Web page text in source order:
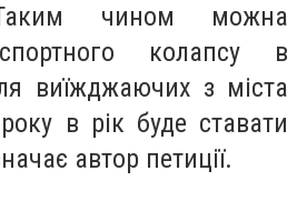
Таким чином можна
колапсу в
виїжджаючих з міста
в рік буде ставати
автор петиції.